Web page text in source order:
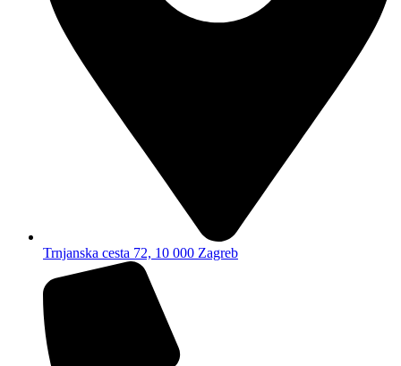
Trnjanska cesta 72, 10 000 Zagreb